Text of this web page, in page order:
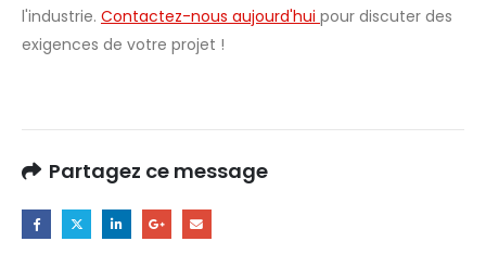
l'industrie. Contactez-nous aujourd'hui pour discuter des
exigences de votre projet !
Partagez ce message